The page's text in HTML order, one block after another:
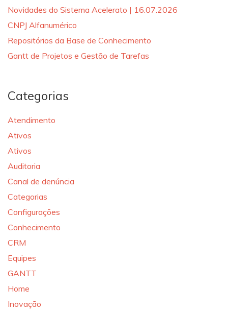
Novidades do Sistema Acelerato | 16.07.2026
CNPJ Alfanumérico
Repositórios da Base de Conhecimento
Gantt de Projetos e Gestão de Tarefas
Categorias
Atendimento
Ativos
Ativos
Auditoria
Canal de denúncia
Categorias
Configurações
Conhecimento
CRM
Equipes
GANTT
Home
Inovação